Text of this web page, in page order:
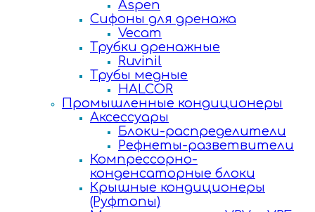
Aspen
Сифоны для дренажа
Vecam
Трубки дренажные
Ruvinil
Трубы медные
HALCOR
Промышленные кондиционеры
Аксессуары
Блоки-распределители
Рефнеты-разветвители
Компрессорно-
конденсаторные блоки
Крышные кондиционеры
(Руфтопы)